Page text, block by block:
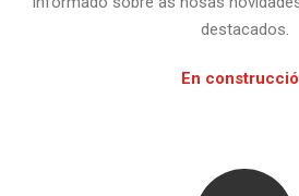
destacados.
En